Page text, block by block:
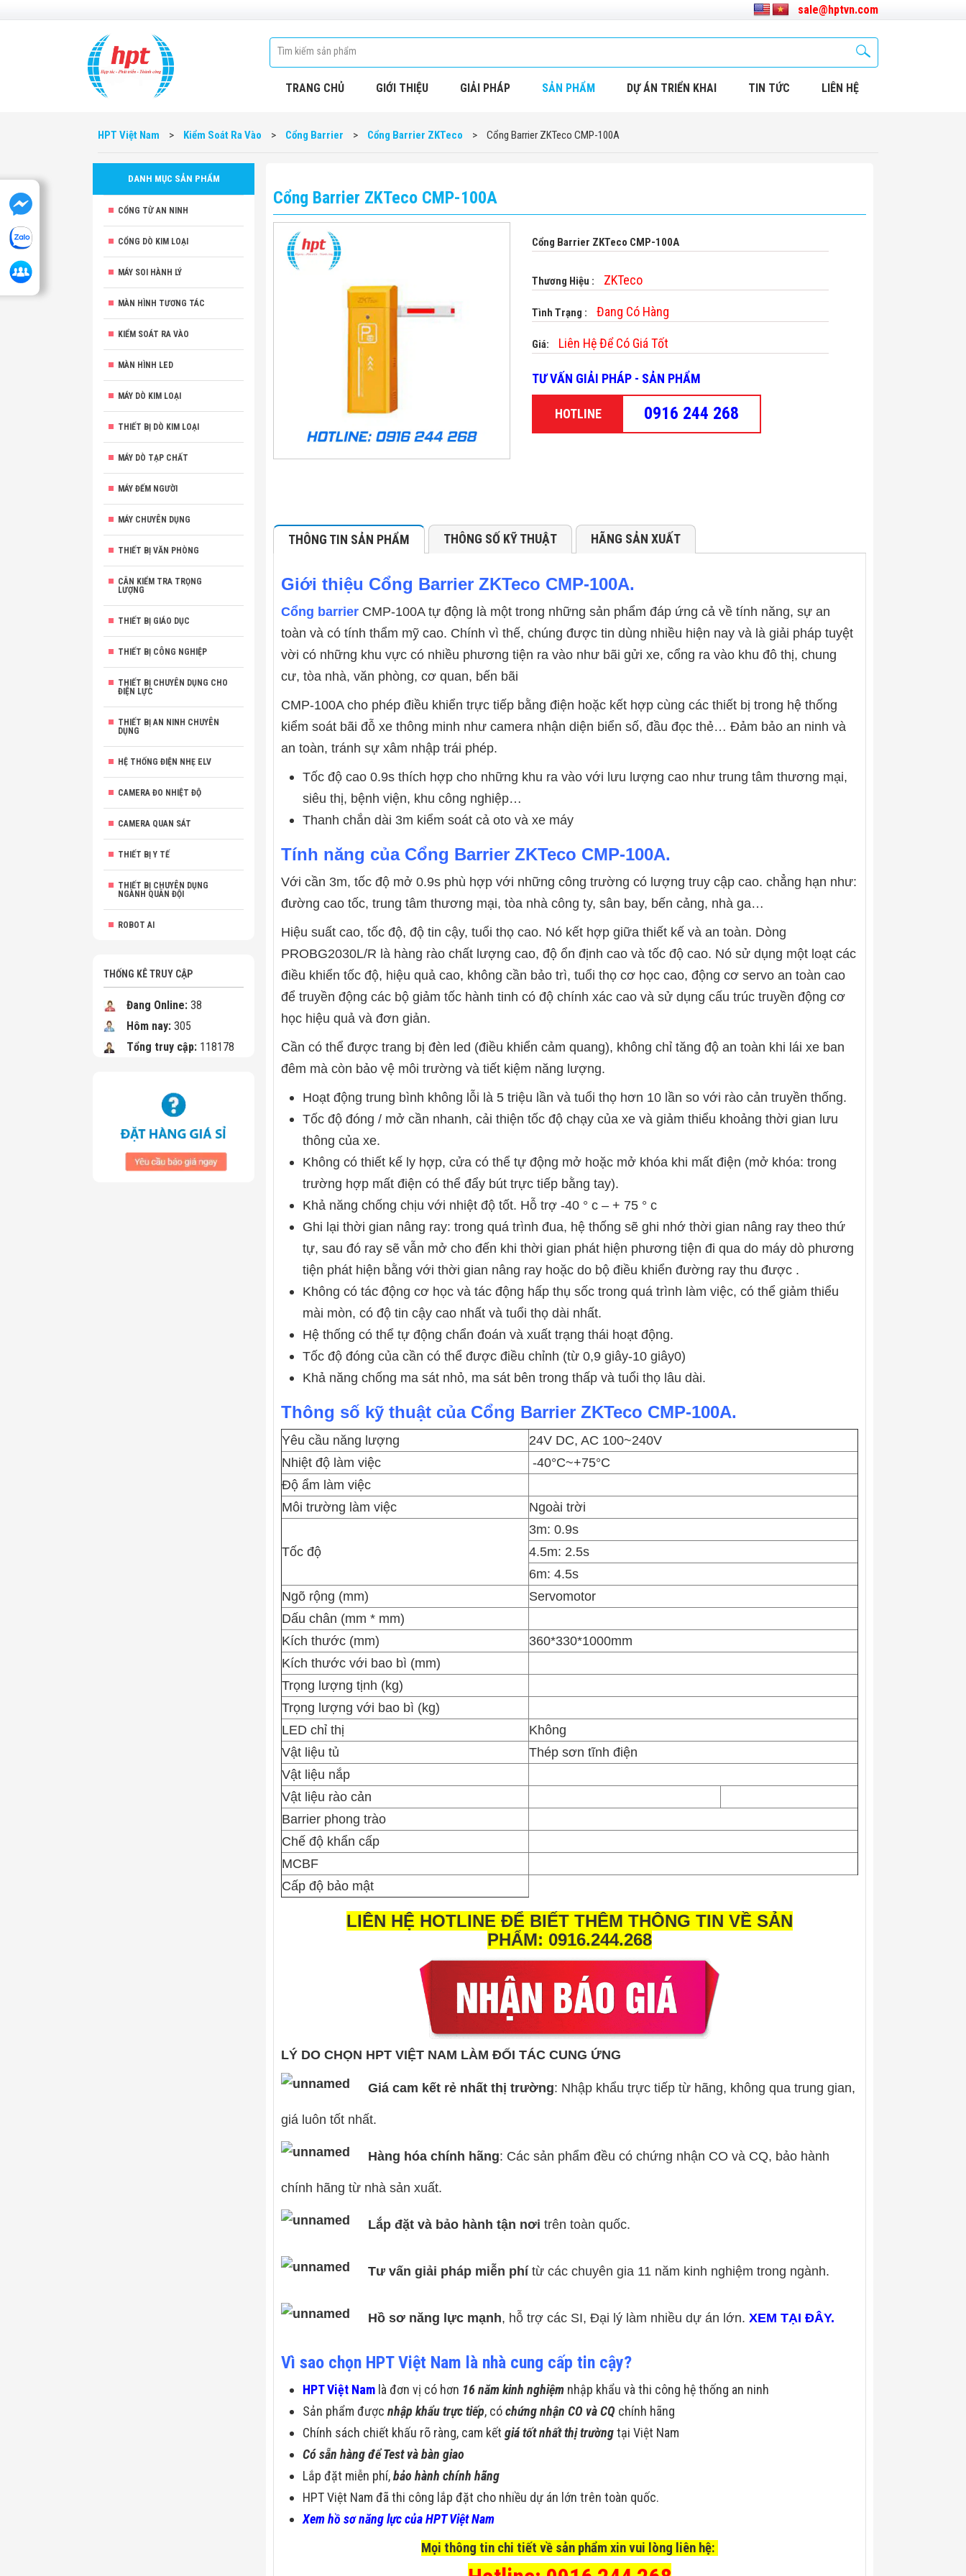
sale@hptvn.com
TRANG CHỦ GIỚI THIỆU GIẢI PHÁP SẢN PHẨM DỰ ÁN TRIỂN KHAI TIN TỨC LIÊN HỆ
HPT Việt Nam > Kiểm Soát Ra Vào > Cổng Barrier > Cổng Barrier ZKTeco > Cổng Barrier ZKTeco CMP-100A
DANH MỤC SẢN PHẨM
CỔNG TỪ AN NINH
CỔNG DÒ KIM LOẠI
MÁY SOI HÀNH LÝ
MÀN HÌNH TƯƠNG TÁC
KIỂM SOÁT RA VÀO
MÀN HÌNH LED
MÁY DÒ KIM LOẠI
THIẾT BỊ DÒ KIM LOẠI
MÁY DÒ TẠP CHẤT
MÁY ĐẾM NGƯỜI
MÁY CHUYÊN DỤNG
THIẾT BỊ VĂN PHÒNG
CÂN KIỂM TRA TRỌNG
LƯỢNG
THIẾT BỊ GIÁO DỤC
THIẾT BỊ CÔNG NGHIỆP
THIẾT BỊ CHUYÊN DỤNG CHO
ĐIỆN LỰC
THIẾT BỊ AN NINH CHUYÊN
DỤNG
HỆ THỐNG ĐIỆN NHẸ ELV
CAMERA ĐO NHIỆT ĐỘ
CAMERA QUAN SÁT
THIẾT BỊ Y TẾ
THIẾT BỊ CHUYÊN DỤNG
NGÀNH QUÂN ĐỘI
ROBOT AI
THỐNG KÊ TRUY CẬP
Đang Online: 38
Hôm nay: 305
Tổng truy cập: 118178
Cổng Barrier ZKTeco CMP-100A
Cổng Barrier ZKTeco CMP-100A
Thương Hiệu : ZKTeco
Tình Trạng : Đang Có Hàng
Giá: Liên Hệ Để Có Giá Tốt
TƯ VẤN GIẢI PHÁP - SẢN PHẨM
HOTLINE 0916 244 268
THÔNG TIN SẢN PHẨM THÔNG SỐ KỸ THUẬT HÃNG SẢN XUẤT
Giới thiệu Cổng Barrier ZKTeco CMP-100A.
Cổng barrier CMP-100A tự động là một trong những sản phẩm đáp ứng cả về tính năng, sự an
toàn và có tính thẩm mỹ cao. Chính vì thế, chúng được tin dùng nhiều hiện nay và là giải pháp tuyệt
vời có những khu vực có nhiều phương tiện ra vào như bãi gửi xe, cổng ra vào khu đô thị, chung
cư, tòa nhà, văn phòng, cơ quan, bến bãi
CMP-100A cho phép điều khiển trực tiếp bằng điện hoặc kết hợp cùng các thiết bị trong hệ thống
kiểm soát bãi đỗ xe thông minh như camera nhận diện biển số, đầu đọc thẻ… Đảm bảo an ninh và
an toàn, tránh sự xâm nhập trái phép.
Tốc độ cao 0.9s thích hợp cho những khu ra vào với lưu lượng cao như trung tâm thương mại,
siêu thị, bệnh viện, khu công nghiệp…
Thanh chắn dài 3m kiểm soát cả oto và xe máy
Tính năng của Cổng Barrier ZKTeco CMP-100A.
Với cần 3m, tốc độ mở 0.9s phù hợp với những công trường có lượng truy cập cao. chẳng hạn như:
đường cao tốc, trung tâm thương mại, tòa nhà công ty, sân bay, bến cảng, nhà ga…
Hiệu suất cao, tốc độ, độ tin cậy, tuổi thọ cao. Nó kết hợp giữa thiết kế và an toàn. Dòng
PROBG2030L/R là hàng rào chất lượng cao, độ ổn định cao và tốc độ cao. Nó sử dụng một loạt các
điều khiển tốc độ, hiệu quả cao, không cần bảo trì, tuổi thọ cơ học cao, động cơ servo an toàn cao
để truyền động các bộ giảm tốc hành tinh có độ chính xác cao và sử dụng cấu trúc truyền động cơ
học hiệu quả và đơn giản.
Cần có thể được trang bị đèn led (điều khiển cảm quang), không chỉ tăng độ an toàn khi lái xe ban
đêm mà còn bảo vệ môi trường và tiết kiệm năng lượng.
Hoạt động trung bình không lỗi là 5 triệu lần và tuổi thọ hơn 10 lần so với rào cản truyền thống.
Tốc độ đóng / mở cần nhanh, cải thiện tốc độ chạy của xe và giảm thiểu khoảng thời gian lưu
thông của xe.
Không có thiết kế ly hợp, cửa có thể tự động mở hoặc mở khóa khi mất điện (mở khóa: trong
trường hợp mất điện có thể đẩy bút trực tiếp bằng tay).
Khả năng chống chịu với nhiệt độ tốt. Hỗ trợ -40 ° c – + 75 ° c
Ghi lại thời gian nâng ray: trong quá trình đua, hệ thống sẽ ghi nhớ thời gian nâng ray theo thứ
tự, sau đó ray sẽ vẫn mở cho đến khi thời gian phát hiện phương tiện đi qua do máy dò phương
tiện phát hiện bằng với thời gian nâng ray hoặc do bộ điều khiển đường ray thu được .
Không có tác động cơ học và tác động hấp thụ sốc trong quá trình làm việc, có thể giảm thiểu
mài mòn, có độ tin cậy cao nhất và tuổi thọ dài nhất.
Hệ thống có thể tự động chẩn đoán và xuất trạng thái hoạt động.
Tốc độ đóng của cần có thể được điều chỉnh (từ 0,9 giây-10 giây0)
Khả năng chống ma sát nhỏ, ma sát bên trong thấp và tuổi thọ lâu dài.
Thông số kỹ thuật của Cổng Barrier ZKTeco CMP-100A.
Yêu cầu năng lượng
24V DC, AC 100~240V
Nhiệt độ làm việc
-40°C~+75°C
Độ ẩm làm việc
Môi trường làm việc
Ngoài trời
Tốc độ
3m: 0.9s
4.5m: 2.5s
6m: 4.5s
Ngõ rộng (mm)
Servomotor
Dấu chân (mm * mm)
Kích thước (mm)
360*330*1000mm
Kích thước với bao bì (mm)
Trọng lượng tịnh (kg)
Trọng lượng với bao bì (kg)
LED chỉ thị
Không
Vật liệu tủ
Thép sơn tĩnh điện
Vật liệu nắp
Vật liệu rào cản
Barrier phong trào
Chế độ khẩn cấp
MCBF
Cấp độ bảo mật
LIÊN HỆ HOTLINE ĐỂ BIẾT THÊM THÔNG TIN VỀ SẢN
PHẨM: 0916.244.268
LÝ DO CHỌN HPT VIỆT NAM LÀM ĐỐI TÁC CUNG ỨNG
Giá cam kết rẻ nhất thị trường: Nhập khẩu trực tiếp từ hãng, không qua trung gian,
giá luôn tốt nhất.
Hàng hóa chính hãng: Các sản phẩm đều có chứng nhận CO và CQ, bảo hành
chính hãng từ nhà sản xuất.
Lắp đặt và bảo hành tận nơi trên toàn quốc.
Tư vấn giải pháp miễn phí từ các chuyên gia 11 năm kinh nghiệm trong ngành.
Hồ sơ năng lực mạnh, hỗ trợ các SI, Đại lý làm nhiều dự án lớn. XEM TẠI ĐÂY.
Vì sao chọn HPT Việt Nam là nhà cung cấp tin cậy?
HPT Việt Nam là đơn vị có hơn 16 năm kinh nghiệm nhập khẩu và thi công hệ thống an ninh
Sản phẩm được nhập khẩu trực tiếp, cóchứng nhận CO và CQ chính hãng
Chính sách chiết khấu rõ ràng, cam kết giá tốt nhất thị trườngtại Việt Nam
Có sẵn hàng để Test và bàn giao
Lắp đặt miễn phí,bảo hành chính hãng
HPT Việt Nam đã thi công lắp đặt cho nhiều dự án lớn trên toàn quốc.
Xem hồ sơ năng lực của HPT Việt Nam
Mọi thông tin chi tiết về sản phẩm xin vui lòng liên hệ: